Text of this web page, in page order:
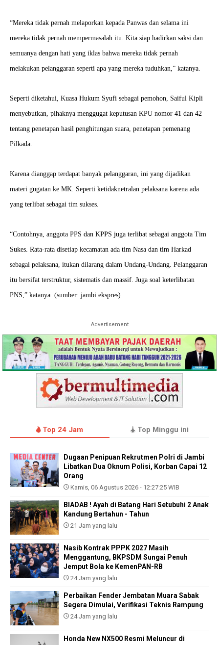
“Mereka tidak pernah melaporkan kepada Panwas dan selama ini
mereka tidak pernah mempermasalah itu. Kita siap hadirkan saksi dan
semuanya dengan hati yang iklas bahwa mereka tidak pernah
melakukan pelanggaran seperti apa yang mereka tuduhkan,” katanya.
Seperti diketahui, Kuasa Hukum Syufi sebagai pemohon, Saiful Kipli
menyebutkan, pihaknya menggugat keputusan KPU nomor 41 dan 42
tentang penetapan hasil penghitungan suara, penetapan pemenang
Pilkada.
Karena dianggap terdapat banyak pelanggaran, ini yang dijadikan
materi gugatan ke MK. Seperti ketidaknetralan pelaksana karena ada
yang terlibat sebagai tim sukses.
“Contohnya, anggota PPS dan KPPS juga terlibat sebagai anggota Tim
Sukes. Rata-rata disetiap kecamatan ada tim Nasa dan tim Harkad
sebagai pelaksana, itukan dilarang dalam Undang-Undang. Pelanggaran
itu bersifat terstruktur, sistematis dan massif. Juga soal keterlibatan
PNS,” katanya. (sumber: jambi ekspres)
Advertisement
Top 24 Jam Top Minggu ini
Dugaan Penipuan Rekrutmen Polri di Jambi
Libatkan Dua Oknum Polisi, Korban Capai 12
Orang
Kamis, 06 Agustus 2026 - 12:27:25 WIB
BIADAB ! Ayah di Batang Hari Setubuhi 2 Anak
Kandung Bertahun - Tahun
21 Jam yang lalu
Nasib Kontrak PPPK 2027 Masih
Menggantung, BKPSDM Sungai Penuh
Jemput Bola ke KemenPAN-RB
24 Jam yang lalu
Perbaikan Fender Jembatan Muara Sabak
Segera Dimulai, Verifikasi Teknis Rampung
24 Jam yang lalu
Honda New NX500 Resmi Meluncur di